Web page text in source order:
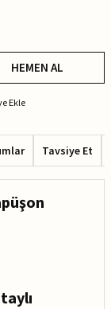
HEMEN AL
Ekle
Tavsiye Et